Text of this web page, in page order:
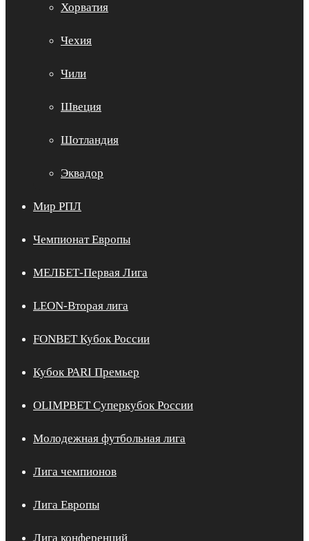
Хорватия
Чехия
Чили
Швеция
Шотландия
Эквадор
Мир РПЛ
Чемпионат Европы
МЕЛБЕТ-Первая Лига
LEON-Вторая лига
FONBET Кубок России
Кубок PARI Премьер
OLIMPBET Суперкубок России
Молодежная футбольная лига
Лига чемпионов
Лига Европы
Лига конференций